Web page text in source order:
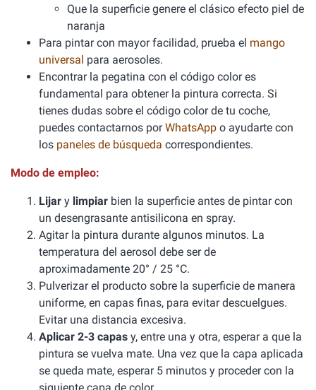
Que la superficie genere el clásico efecto piel de
naranja
Para pintar con mayor facilidad, prueba el mango
universal para aerosoles.
Encontrar la pegatina con el código color es
fundamental para obtener la pintura correcta. Si
tienes dudas sobre el código color de tu coche,
puedes contactarnos porWhatsApp o ayudarte con
los paneles de búsqueda correspondientes.
Modo de empleo:
Lijar y limpiar bien la superficie antes de pintar con
un desengrasante antisilicona en spray.
Agitar la pintura durante algunos minutos. La
temperatura del aerosol debe ser de
aproximadamente 20° / 25 °C.
Pulverizar el producto sobre la superficie de manera
uniforme, en capas finas, para evitar descuelgues.
Evitar una distancia excesiva.
Aplicar 2-3 capas y, entre una y otra, esperar a que la
pintura se vuelva mate. Una vez que la capa aplicada
se queda mate, esperar 5 minutos y proceder con la